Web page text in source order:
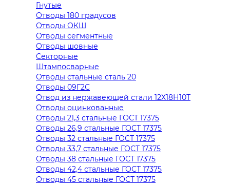
Гнутые
Отводы 180 градусов
Отводы ОКШ
Отводы сегментные
Отводы шовные
Секторные
Штампосварные
Отводы стальные сталь 20
Отводы 09Г2С
Отвод из нержавеющей стали 12Х18Н10Т
Отводы оцинкованные
Отводы 21,3 стальные ГОСТ 17375
Отводы 26,9 стальные ГОСТ 17375
Отводы 32 стальные ГОСТ 17375
Отводы 33,7 стальные ГОСТ 17375
Отводы 38 стальные ГОСТ 17375
Отводы 42,4 стальные ГОСТ 17375
Отводы 45 стальные ГОСТ 17375